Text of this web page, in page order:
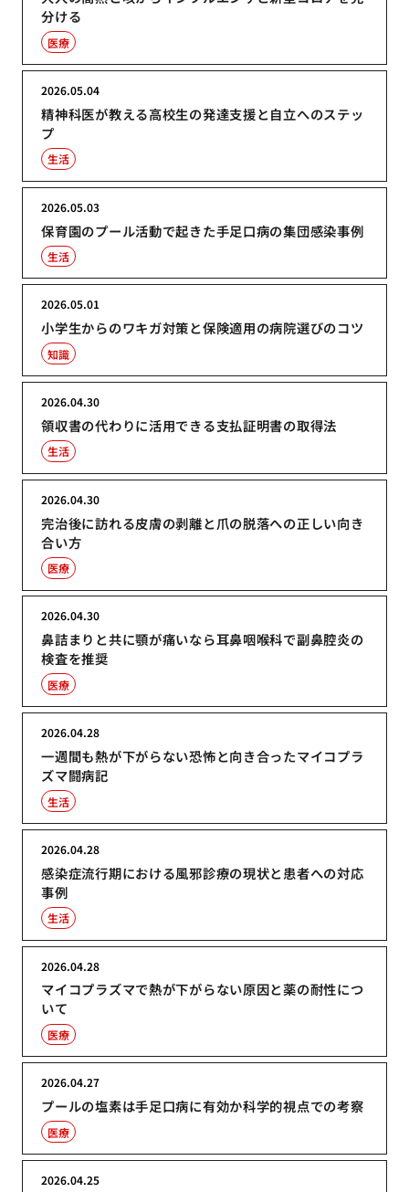
分ける
医療
精神科医が教える高校生の発達支援と自立へのステッ
プ
2026.05.04
生活
保育園のプール活動で起きた手足口病の集団感染事例
2026.05.03
生活
小学生からのワキガ対策と保険適用の病院選びのコツ
2026.05.01
知識
領収書の代わりに活用できる支払証明書の取得法
2026.04.30
生活
完治後に訪れる皮膚の剥離と爪の脱落への正しい向き
合い方
2026.04.30
医療
鼻詰まりと共に顎が痛いなら耳鼻咽喉科で副鼻腔炎の
検査を推奨
2026.04.30
医療
一週間も熱が下がらない恐怖と向き合ったマイコプラ
ズマ闘病記
2026.04.28
生活
感染症流行期における風邪診療の現状と患者への対応
事例
2026.04.28
生活
マイコプラズマで熱が下がらない原因と薬の耐性につ
いて
2026.04.28
医療
プールの塩素は手足口病に有効か科学的視点での考察
2026.04.27
医療
2026.04.25